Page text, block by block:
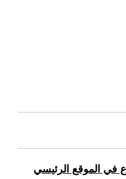
في الموقع الرئيسي